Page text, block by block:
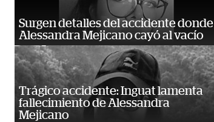
Surgen detalles del accidente donde
Alessandra Mejicano cayó al vacío
Trágico accidente: Inguat lamenta
fallecimiento de Alessandra
Mejicano